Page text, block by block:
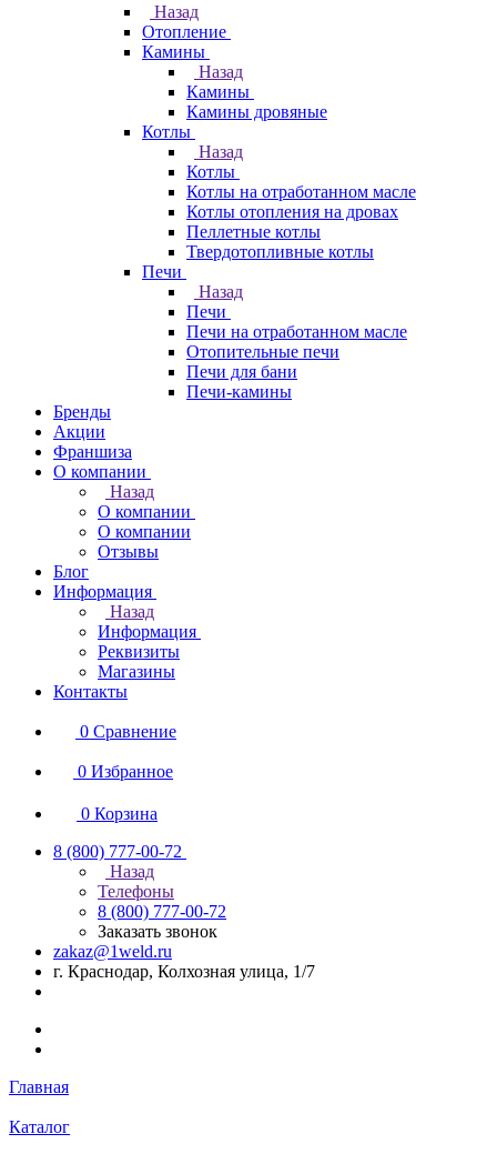
Назад
Отопление
Камины
Назад
Камины
Камины дровяные
Котлы
Назад
Котлы
Котлы на отработанном масле
Котлы отопления на дровах
Пеллетные котлы
Твердотопливные котлы
Печи
Назад
Печи
Печи на отработанном масле
Отопительные печи
Печи для бани
Печи-камины
Бренды
Акции
Франшиза
О компании
Назад
О компании
О компании
Отзывы
Блог
Информация
Назад
Информация
Реквизиты
Магазины
Контакты
0 Сравнение
0 Избранное
0 Корзина
8 (800) 777-00-72
Назад
Телефоны
8 (800) 777-00-72
Заказать звонок
zakaz@1weld.ru
г. Краснодар, Колхозная улица, 1/7
Главная
Каталог